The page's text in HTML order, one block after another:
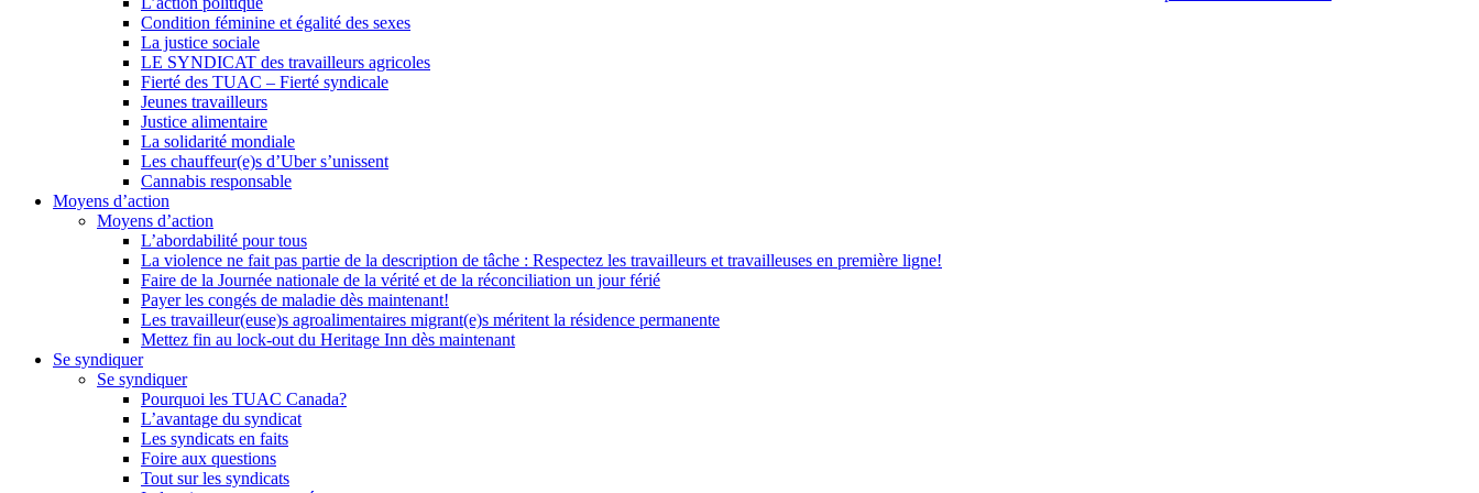
Condition féminine et égalité des sexes
La justice sociale
LE SYNDICAT des travailleurs agricoles
Fierté des TUAC – Fierté syndicale
Jeunes travailleurs
Justice alimentaire
La solidarité mondiale
Les chauffeur(e)s d’Uber s’unissent
Cannabis responsable
Moyens d’action
Moyens d’action
L’abordabilité pour tous
La violence ne fait pas partie de la description de tâche : Respectez les travailleurs et travailleuses en première ligne!
Faire de la Journée nationale de la vérité et de la réconciliation un jour férié
Payer les congés de maladie dès maintenant!
Les travailleur(euse)s agroalimentaires migrant(e)s méritent la résidence permanente
Mettez fin au lock-out du Heritage Inn dès maintenant
Se syndiquer
Se syndiquer
Pourquoi les TUAC Canada?
L’avantage du syndicat
Les syndicats en faits
Foire aux questions
Tout sur les syndicats